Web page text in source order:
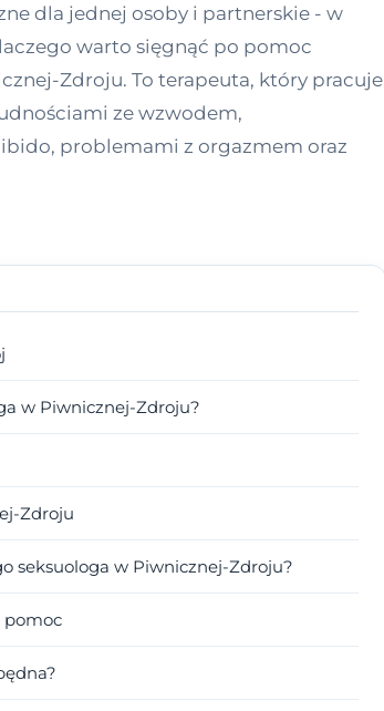
dla jednej osoby i partnerskie - w
warto sięgnąć po pomoc
Zdroju. To terapeuta, który pracuje
ze wzwodem,
problemami z orgazmem oraz
w Piwnicznej-Zdroju?
Zdroju
seksuologa w Piwnicznej-Zdroju?
pomoc